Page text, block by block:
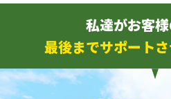
私達がお客
最後までサポート